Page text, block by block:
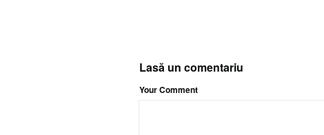
Lasă un comentariu
Your Comment